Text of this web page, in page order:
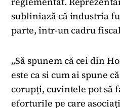
subliniază că industria
parte, într-un cadru
„Să spunem că cei din
este ca si cum ai spune
corupți, cuvintele pot să
eforturile pe care